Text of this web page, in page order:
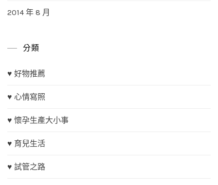
2014 年 8 月
分類
♥ 好物推薦
♥ 心情寫照
♥ 懷孕生產大小事
♥ 育兒生活
♥ 試管之路